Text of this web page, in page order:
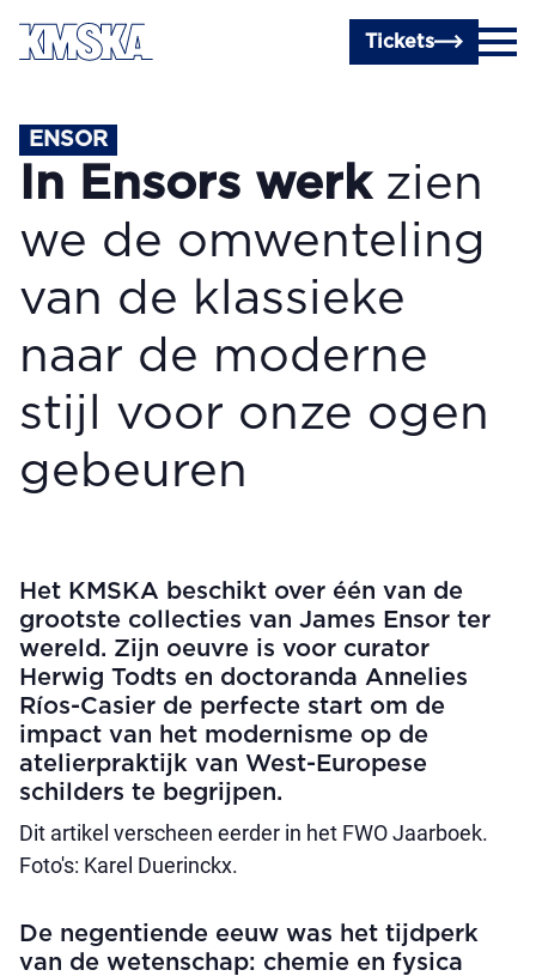
Ga naar hoofdinhoud
Tickets
ENSOR
In Ensors werk zien
we de omwenteling
van de klassieke
naar de moderne
stijl voor onze ogen
gebeuren
Het KMSKA beschikt over één van de
grootste collecties van James Ensor ter
wereld. Zijn oeuvre is voor curator
Herwig Todts en doctoranda Annelies
Ríos-Casier de perfecte start om de
impact van het modernisme op de
atelierpraktijk van West-Europese
schilders te begrijpen.
Dit artikel verscheen eerder in het FWO Jaarboek.
Foto's: Karel Duerinckx.
De negentiende eeuw was het tijdperk
van de wetenschap: chemie en fysica